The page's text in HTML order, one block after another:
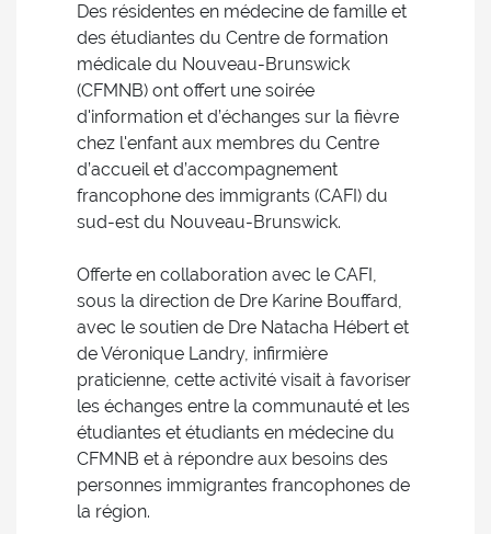
Des résidentes en médecine de famille et
des étudiantes du Centre de formation
médicale du Nouveau-Brunswick
(CFMNB) ont offert une soirée
d'information et d’échanges sur la fièvre
chez l'enfant aux membres du Centre
d’accueil et d’accompagnement
francophone des immigrants (CAFI) du
sud-est du Nouveau-Brunswick.
Offerte en collaboration avec le CAFI,
sous la direction de Dre Karine Bouffard,
avec le soutien de Dre Natacha Hébert et
de Véronique Landry, infirmière
praticienne, cette activité visait à favoriser
les échanges entre la communauté et les
étudiantes et étudiants en médecine du
CFMNB et à répondre aux besoins des
personnes immigrantes francophones de
la région.